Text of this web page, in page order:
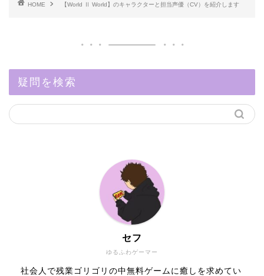
HOME 【World Ⅱ World】のキャラクターと担当声優（CV）を紹介します
疑問を検索
ゆるふわゲーマー
セフ
社会人で残業ゴリゴリの中無料ゲームに癒しを求めてい